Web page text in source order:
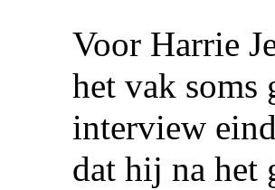
Voor Harrie
het vak
interview
dat hij na het